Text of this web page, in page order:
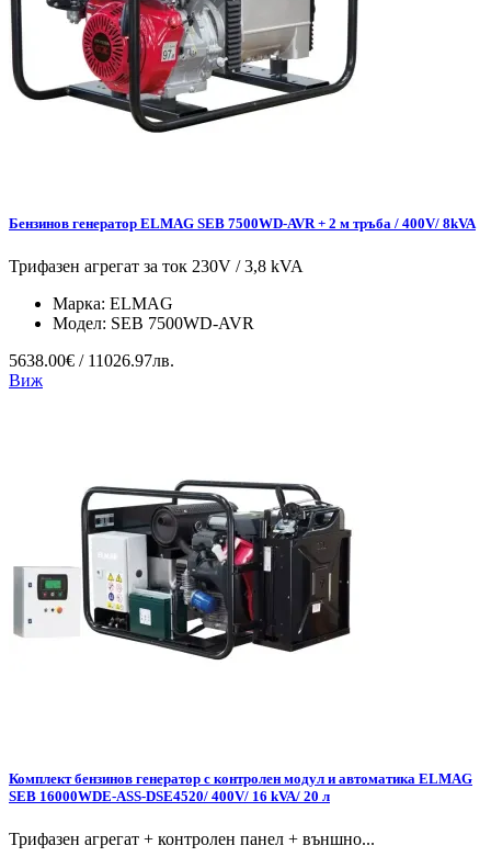
Бензинов генератор ELMAG SEB 7500WD-AVR + 2 м тръба / 400V/ 8kVA
Трифазен агрегат за ток 230V / 3,8 kVA
Марка: ELMAG
Модел: SEB 7500WD-AVR
5638.00€ / 11026.97лв.
Виж
Комплект бензинов генератор с контролен модул и автоматика ELMAG
SEB 16000WDE-ASS-DSE4520/ 400V/ 16 kVA/ 20 л
Трифазен агрегат + контролен панел + външно...